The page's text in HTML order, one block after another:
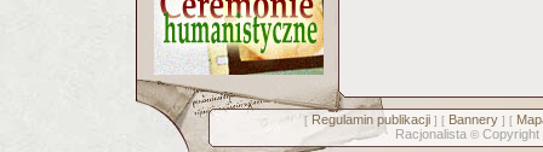
[ Regulamin publikacji] [ Bannery] [
Racjonalista © Copyright